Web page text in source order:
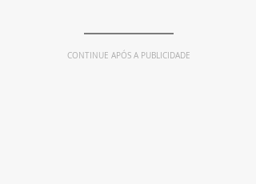
CONTINUE APÓS A PUBLICIDADE